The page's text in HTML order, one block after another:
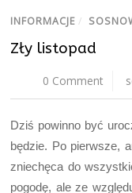
INFORMACJE /
Zły listopad
0 Comment
Dziś powinno być
będzie. Po pierwsze,
zniechęca do
pogodę, ale ze